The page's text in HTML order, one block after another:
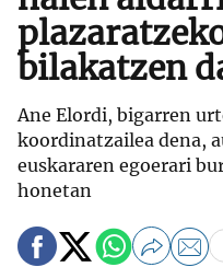
bilakatzen
Ane Elordi, bigarren
koordinatzailea dena,
euskararen egoerari
honetan